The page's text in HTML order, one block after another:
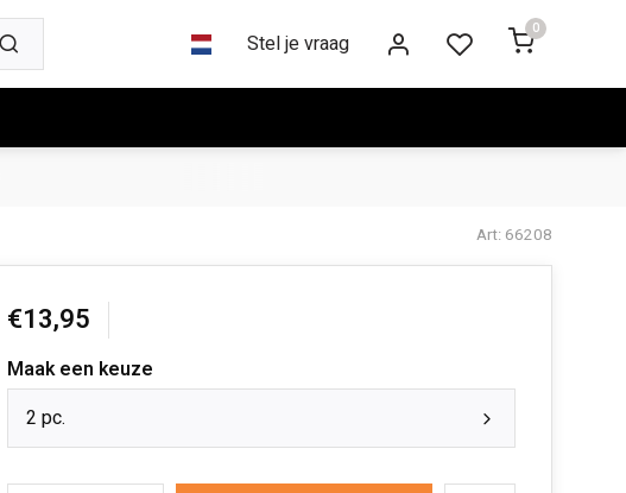
Stel je vraag
0
Art: 66208
€13,95
Maak een keuze
2 pc.